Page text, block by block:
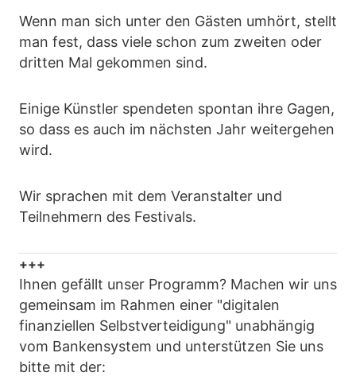
Wenn man sich unter den Gästen umhört, stellt
man fest, dass viele schon zum zweiten oder
dritten Mal gekommen sind.
Einige Künstler spendeten spontan ihre Gagen,
so dass es auch im nächsten Jahr weitergehen
wird.
Wir sprachen mit dem Veranstalter und
Teilnehmern des Festivals.
+++
Ihnen gefällt unser Programm? Machen wir uns
gemeinsam im Rahmen einer "digitalen
finanziellen Selbstverteidigung" unabhängig
vom Bankensystem und unterstützen Sie uns
bitte mit der: